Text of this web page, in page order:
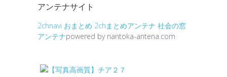
アンテナサイト
2chnavi おまとめ 2chまとめアンテナ 社会の窓
アンテナpowered by nantoka-antena.com